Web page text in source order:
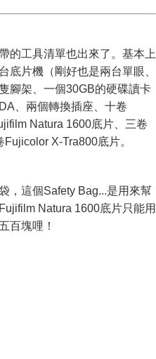
的工具清單也出來了。基本上
底片機（剛好也是兩台單眼、
腳架、一個30GB的硬碟讀卡
、兩個轉換插座、十卷
Natura 1600底片、三卷
X-Tra800底片。
，這個Safety Bag...是用來幫
Natura 1600底片只能用
百塊哩！